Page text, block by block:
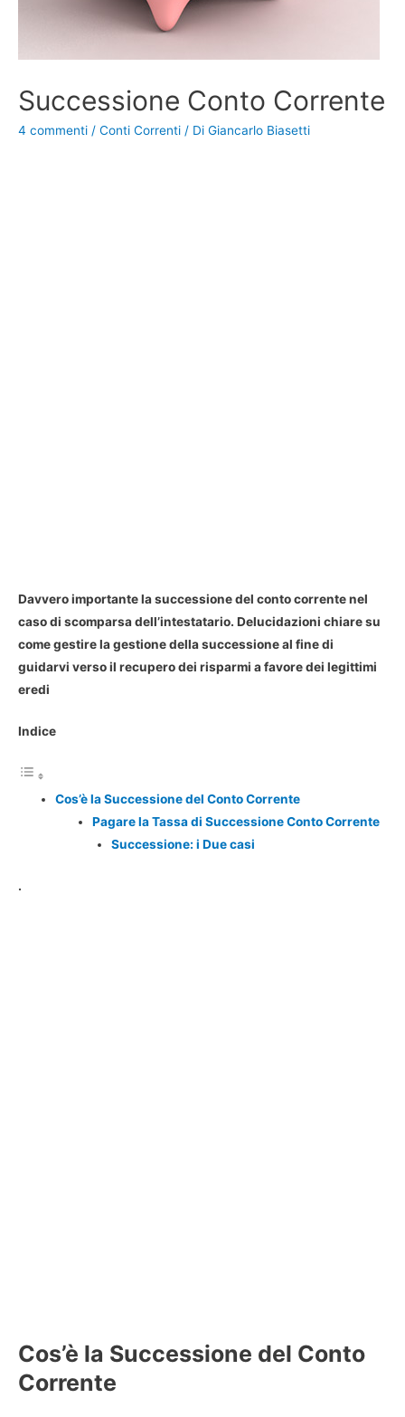
Successione Conto Corrente
4 commenti / Conti Correnti / Di Giancarlo Biasetti
Davvero importante la successione del conto corrente nel
caso di scomparsa dell’intestatario. Delucidazioni chiare su
come gestire la gestione della successione al fine di
guidarvi verso il recupero dei risparmi a favore dei legittimi
eredi
Indice
Cos’è la Successione del Conto Corrente
Pagare la Tassa di Successione Conto Corrente
Successione: i Due casi
.
Cos’è la Successione del Conto
Corrente